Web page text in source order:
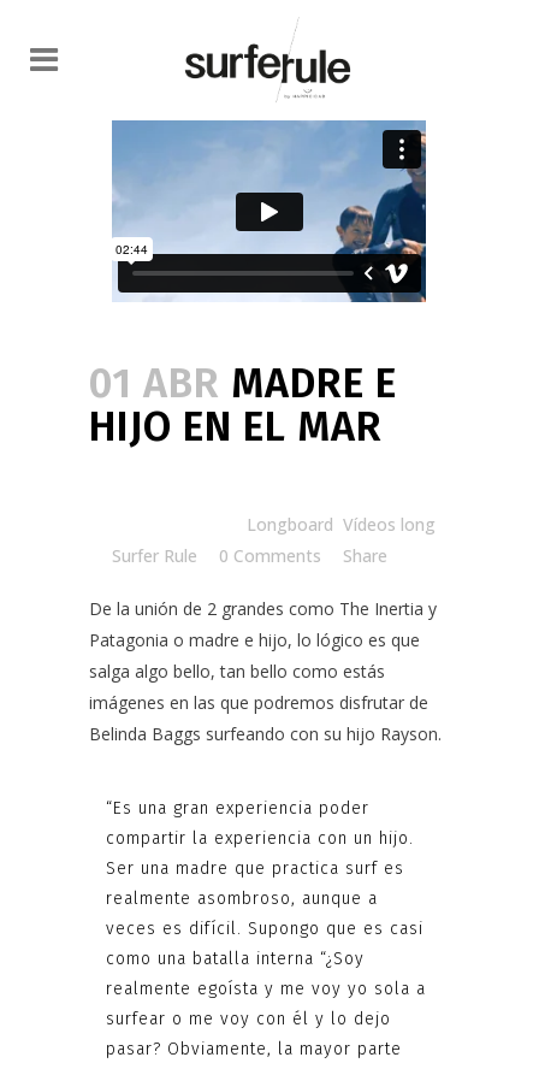
01 ABR MADRE E
HIJO EN EL MAR
Longboard Vídeos long
Surfer Rule 0 Comments Share
De la unión de 2 grandes como The Inertia y
Patagonia o madre e hijo, lo lógico es que
salga algo bello, tan bello como estás
imágenes en las que podremos disfrutar de
Belinda Baggs surfeando con su hijo Rayson.
“Es una gran experiencia poder
compartir la experiencia con un hijo.
Ser una madre que practica surf es
realmente asombroso, aunque a
veces es difícil. Supongo que es casi
como una batalla interna “¿Soy
realmente egoísta y me voy yo sola a
surfear o me voy con él y lo dejo
pasar? Obviamente, la mayor parte